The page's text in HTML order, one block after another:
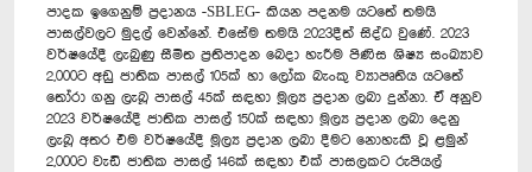
පාදක ඉගෙනුම් ප්‍රදානය -SBLEG- කියන පදනම යටතේ තමයි
පාසල්වලට මුදල් වෙන්නේ. එසේම තමයි 2023දීත් සිද්ධ වුණේ. 2023
වර්ෂයේදී ලැබුණු සීමිත ප්‍රතිපාදන බෙදා හැරීම පිණිස ශිෂ්‍ය සංඛ්‍යාව
2,000ට අඩු ජාතික පාසල් 105ක් හා ලෝක බැංකු ව්‍යාපෘතිය යටතේ
තෝරා ගනු ලැබූ පාසල් 45ක් සඳහා මූල්‍ය ප්‍රදාන ලබා දුන්නා. ඒ අනුව
2023 වර්ෂයේදී ජාතික පාසල් 150ක් සඳහා මූල්‍ය ප්‍රදාන ලබා දෙනු
ලැබූ අතර එම වර්ෂයේදී මූල්‍ය ප්‍රදාන ලබා දීමට නොහැකි වූ ළමුන්
2,000ට වැඩි ජාතික පාසල් 146ක් සඳහා එක් පාසලකට රුපියල්